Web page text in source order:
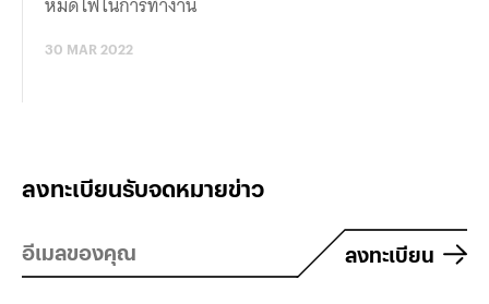
หมดไฟในการทำงาน
30 MAR 2022
ลงทะเบียนรับจดหมายข่าว
ลงทะเบียน